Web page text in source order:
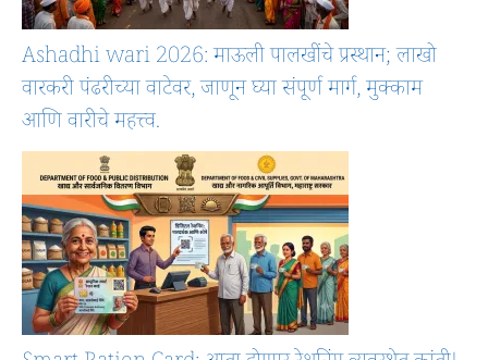
Ashadhi wari 2026: माऊली पालखींचे प्रस्थान; लाखो
वारकरी पंढरीच्या वाटेवर, जाणून घ्या संपूर्ण मार्ग, मुक्काम
आणि वारीचे महत्त्व.